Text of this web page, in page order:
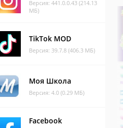
Версия: 441.0.0.43 (214.13
МБ)
TikTok MOD
Версия: 39.7.8 (406.3 МБ)
Моя Школа
Версия: 4.0 (0.29 МБ)
Facebook